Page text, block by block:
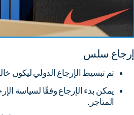
إرجاع سلس
تم تبسيط الإرجاع الدولي ليكون
يمكن بدء الإرجاع وفقًا لسياسة
المتاجر.